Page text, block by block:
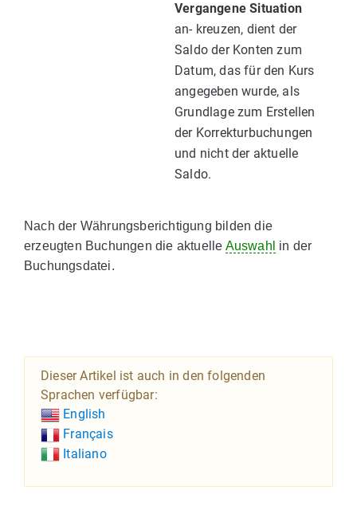
Vergangene Situation
an- kreuzen, dient der
Saldo der Konten zum
Datum, das für den Kurs
angegeben wurde, als
Grundlage zum Erstellen
der Korrekturbuchungen
und nicht der aktuelle
Saldo.
Nach der Währungsberichtigung bilden die
erzeugten Buchungen die aktuelle Auswahl in der
Buchungsdatei.
Dieser Artikel ist auch in den folgenden
Sprachen verfügbar:
English
Français
Italiano